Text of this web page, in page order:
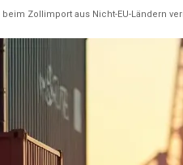
Zollimport aus Nicht-EU-Ländern